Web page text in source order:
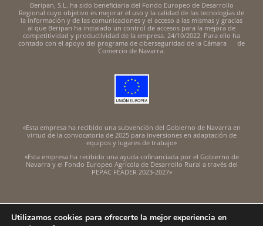
Beripan, S.L. ha sido beneficiaria del Fondo Europeo de Desarrollo
Regional cuyo objetivo es mejorar el uso y la calidad de las tecnologías de
la información y de las comunicaciones y el acceso a las mismas y gracias
al que Beripan ha instalado un control de accesos para la mejora de
competitividad y productividad de la empresa. 24/10/2022. Para ello ha
contado con el apoyo del programa de ciberseguridad de la Cámara de
Comercio de Navarra.
«Esta empresa ha recibido una subvención del Gobierno de Navarra en
virtud de la convocatoria de 2025 para inversiones en adaptación de
equipos y lugares de trabajo»
«Esta empresa ha recibido una ayuda cofinanciada por el Gobierno de
Navarra y el Fondo Europeo Agrícola de Desarrollo Rural a través del
PEPAC FEADER 2023-2027»
Utilizamos cookies para ofrecerte la mejor experiencia en